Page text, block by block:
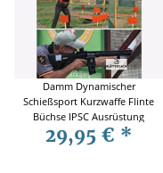
Damm Dynamischer
Schießsport Kurzwaffe Flinte
Büchse IPSC Ausrüstung
29,95 € *